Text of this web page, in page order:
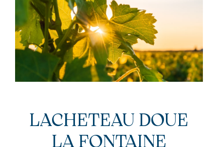
LACHETEAU DOUE
LA FONTAINE